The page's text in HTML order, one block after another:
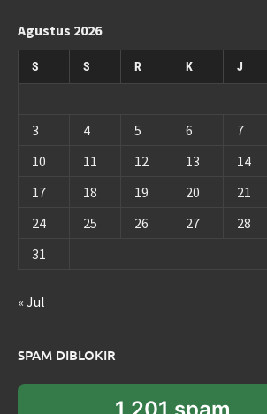
Agustus 2026
S S R K J
3
4 5 6 7
10
11 12 13 14
17
18 19 20 21
24
25 26 27 28
31
« Jul
SPAM DIBLOKIR